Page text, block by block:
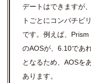
デートはできますが
トごとにコンパチビ
です。例えば、
のAOSが、6.10であ
となるため、AOSを
あります。